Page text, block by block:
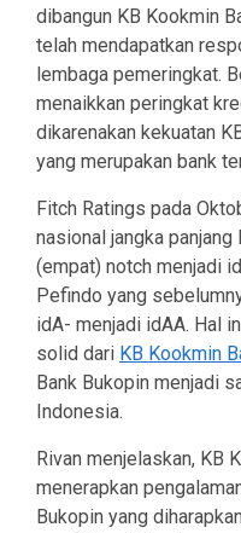
dibangun KB Kookmin
telah mendapatkan
lembaga pemeringkat.
menaikkan peringkat
dikarenakan kekuatan
yang merupakan bank
Fitch Ratings pada
nasional jangka
(empat) notch menjadi
Pefindo yang
idA- menjadi idAA. Hal
solid dari KB Kookmin
Bank Bukopin menjadi
Indonesia.
Rivan menjelaskan, KB
menerapkan
Bukopin yang